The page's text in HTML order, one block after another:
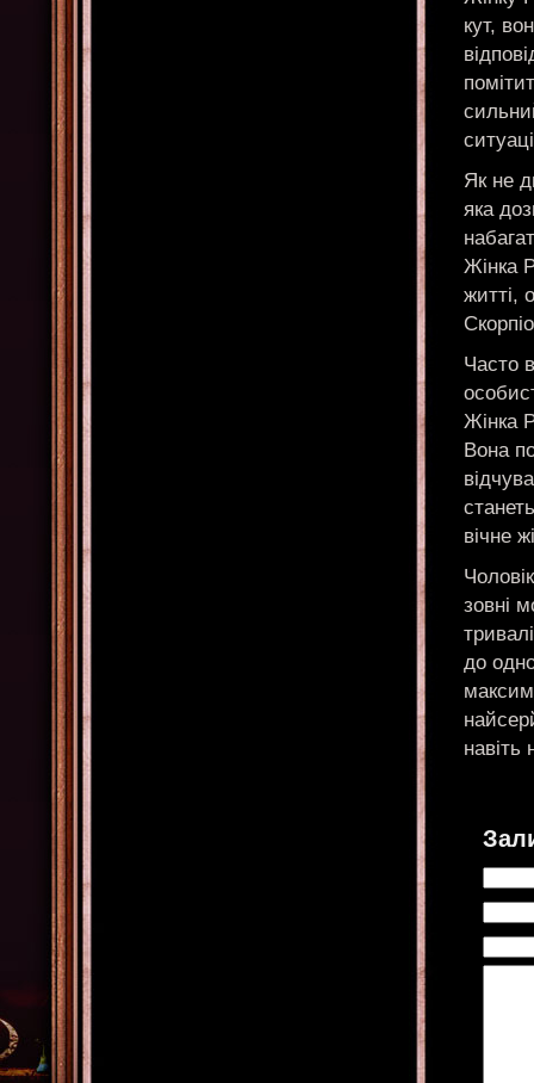
кут,
Як не
яка
Жінка
житті,
Часто
Жінка
Вона
вічне
зовні
до